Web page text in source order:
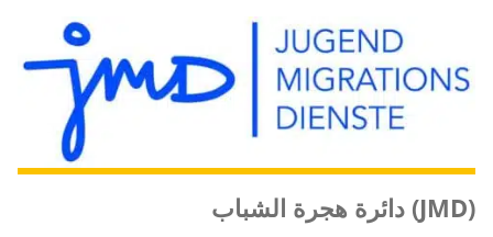
دائرة هجرة الشباب (JMD)